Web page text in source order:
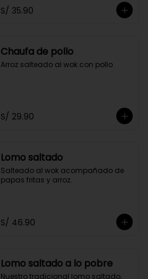
S/ 35.90
Chaufa de pollo
Arroz salteado al wok con pollo
S/ 29.90
Lomo saltado
Salteado al wok acompañado de
papas fritas y arroz.
S/ 46.90
Lomo saltado a lo pobre
Nuestro tradicional lomo saltado,